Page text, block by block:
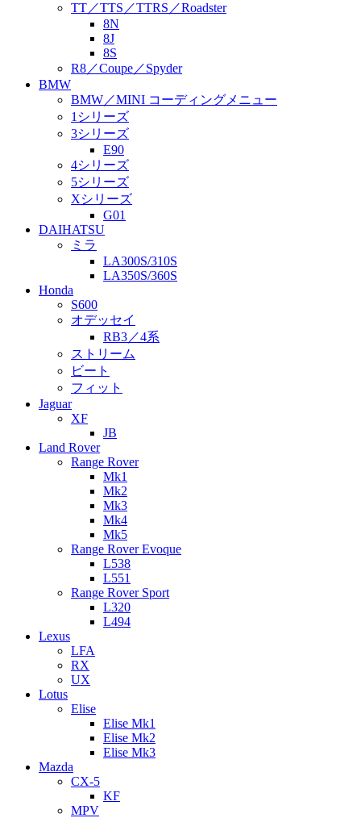
TT／TTS／TTRS／Roadster
8N
8J
8S
R8／Coupe／Spyder
BMW
BMW／MINI コーディングメニュー
1シリーズ
3シリーズ
E90
4シリーズ
5シリーズ
Xシリーズ
G01
DAIHATSU
ミラ
LA300S/310S
LA350S/360S
Honda
S600
オデッセイ
RB3／4系
ストリーム
ビート
フィット
Jaguar
XF
JB
Land Rover
Range Rover
Mk1
Mk2
Mk3
Mk4
Mk5
Range Rover Evoque
L538
L551
Range Rover Sport
L320
L494
Lexus
LFA
RX
UX
Lotus
Elise
Elise Mk1
Elise Mk2
Elise Mk3
Mazda
CX-5
KF
MPV